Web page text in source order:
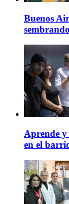
Buenos
Aprende
en el